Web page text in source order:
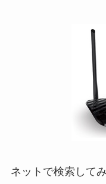
ネットで検索して